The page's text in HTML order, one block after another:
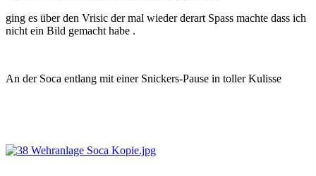
ging es über den Vrisic der mal wieder derart Spass machte dass ich
nicht ein Bild gemacht habe .
An der Soca entlang mit einer Snickers-Pause in toller Kulisse